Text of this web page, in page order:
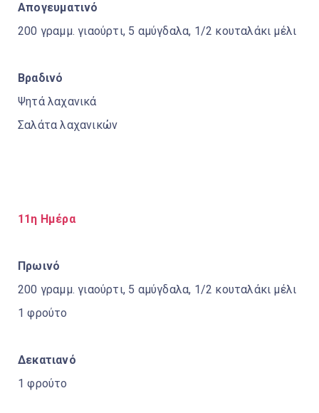
Απογευματινό
200 γραμμ. γιαούρτι, 5 αμύγδαλα, 1/2 κουταλάκι μέλι
Βραδινό
Ψητά λαχανικά
Σαλάτα λαχανικών
11η Ημέρα
Πρωινό
200 γραμμ. γιαούρτι, 5 αμύγδαλα, 1/2 κουταλάκι μέλι
1 φρούτο
Δεκατιανό
1 φρούτο